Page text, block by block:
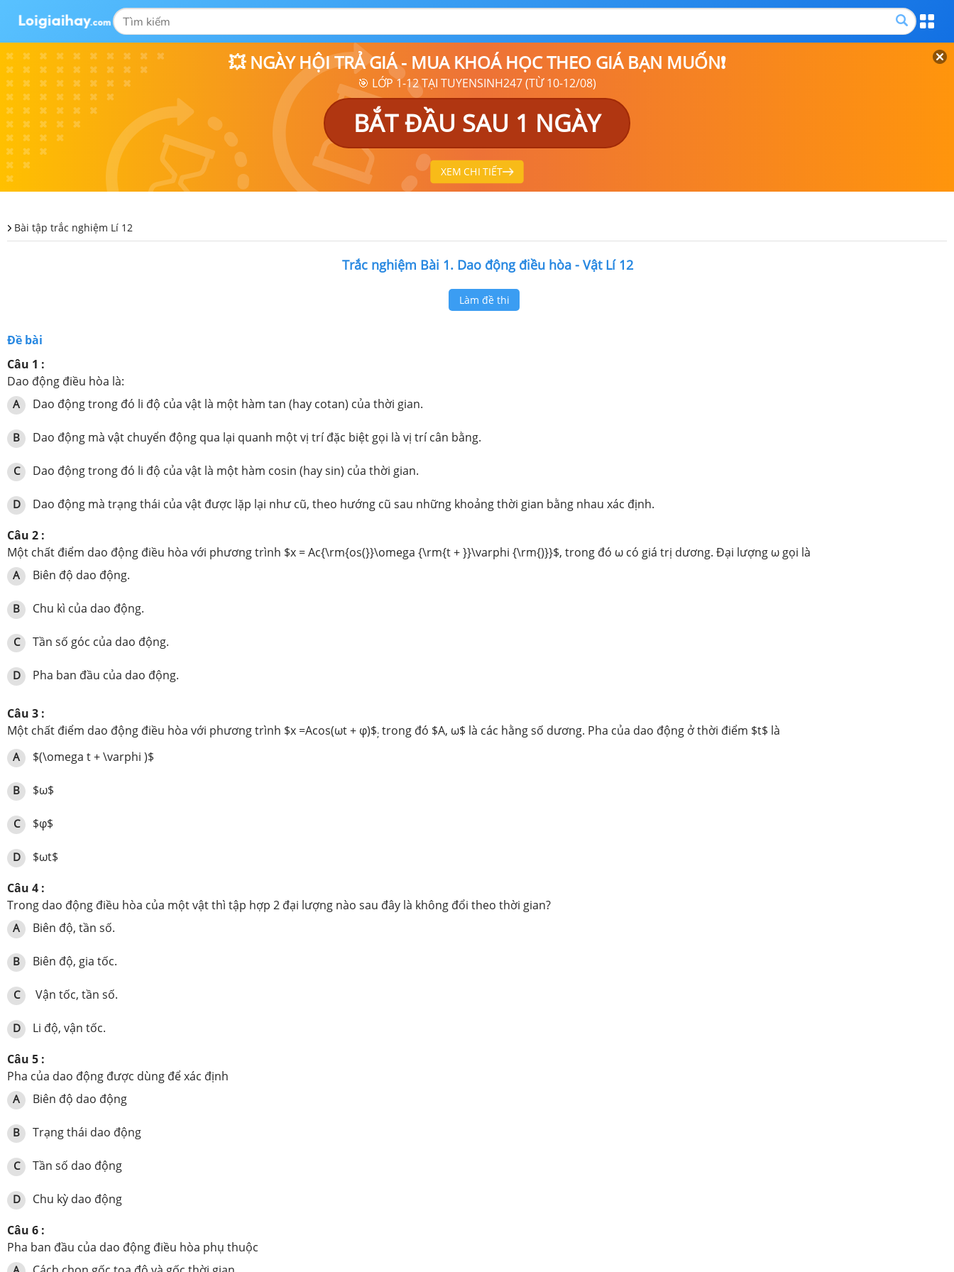
💥 NGÀY HỘI TRẢ GIÁ - MUA KHOÁ HỌC THEO GIÁ BẠN MUỐN❗
🎯 LỚP 1-12 TẠI TUYENSINH247 (TỪ 10-12/08)
BẮT ĐẦU SAU 1 NGÀY
XEM CHI TIẾT
Bài tập trắc nghiệm Lí 12
Trắc nghiệm Bài 1. Dao động điều hòa - Vật Lí 12
Làm đề thi
Đề bài
Câu 1 :
Dao động điều hòa là:
A Dao động trong đó li độ của vật là một hàm tan (hay cotan) của thời gian.
B Dao động mà vật chuyển động qua lại quanh một vị trí đặc biệt gọi là vị trí cân bằng.
C Dao động trong đó li độ của vật là một hàm cosin (hay sin) của thời gian.
D
Dao động mà trạng thái của vật được lặp lại như cũ, theo hướng cũ sau những khoảng thời gian bằng nhau xác định.
Câu 2 :
Một chất điểm dao động điều hòa với phương trình $x = Ac{\rm{os(}}\omega {\rm{t + }}\varphi {\rm{)}}$, trong đó ω có giá trị dương. Đại lượng ω gọi là
A Biên độ dao động.
B Chu kì của dao động.
C Tần số góc của dao động.
D Pha ban đầu của dao động.
Câu 3 :
Một chất điểm dao động điều hòa với phương trình $x =Acos(ωt + φ)$; trong đó $A, ω$ là các hằng số dương. Pha của dao động ở thời điểm $t$ là
A $(\omega t + \varphi )$
B $ω$
C $φ$
D
$ωt$
Câu 4 :
Trong dao động điều hòa của một vật thì tập hợp 2 đại lượng nào sau đây là không đổi theo thời gian?
A Biên độ, tần số.
B Biên độ, gia tốc.
C Vận tốc, tần số.
D
Li độ, vận tốc.
Câu 5 :
Pha của dao động được dùng để xác định
A Biên độ dao động
B Trạng thái dao động
C Tần số dao động
D
Chu kỳ dao động
Câu 6 :
Pha ban đầu của dao động điều hòa phụ thuộc